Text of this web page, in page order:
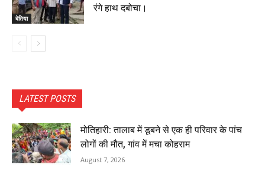
बेतिया
रंगे हाथ दबोचा।
LATEST POSTS
मोतिहारी: तालाब में डूबने से एक ही परिवार के पांच
लोगों की मौत, गांव में मचा कोहराम
August 7, 2026